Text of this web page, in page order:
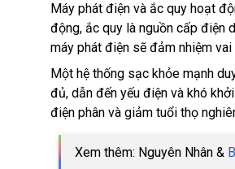
Máy phát điện và ắc quy hoạt
động, ắc quy là nguồn cấp điện
máy phát điện sẽ đảm nhiệm
Một hệ thống sạc khỏe mạnh
đủ, dẫn đến yếu điện và khó
điện phân và giảm tuổi thọ
Xem thêm: Nguyên Nhân &